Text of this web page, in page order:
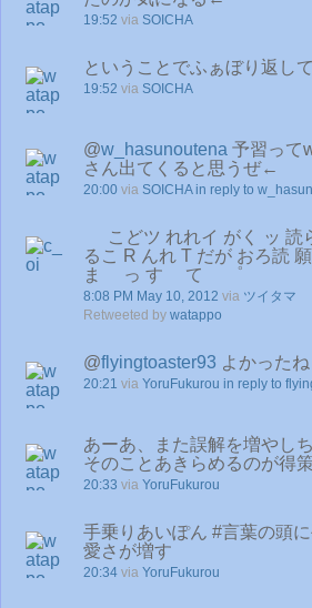
19:52 via SOICHA
ということでふぁぼり返し
19:52 via SOICHA
@w_hasunoutena 予習って
さん出てくると思うぜ←
20:00 via SOICHA in reply to
こどツ れれイ がく ッ 読
るこ R んれ T だが おろ
ま っ す て ゜
8:08 PM May 10, 2012 via ツイタマ
Retweeted by watappo
@flyingtoaster93 よかった
20:21 via YoruFukurou in reply to
あーあ、また誤解を増やし
そのことあきらめるのが得策
20:33 via YoruFukurou
手乗りあいぽん #言葉の頭
愛さが増す
20:34 via YoruFukurou